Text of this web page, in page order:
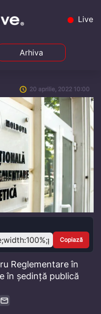
Live
Arhiva
20 aprilie, 2022 10:00
Copiază
Reglementare în
în ședință publică